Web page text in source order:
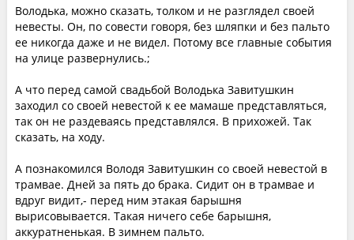
Володька, можно сказать, толком и не разглядел своей
невесты. Он, по совести говоря, без шляпки и без пальто
ее никогда даже и не видел. Потому все главные события
на улице развернулись.;
А что перед самой свадьбой Володька Завитушкин
заходил со своей невестой к ее мамаше представляться,
так он не раздеваясь представлялся. В прихожей. Так
сказать, на ходу.
А познакомился Володя Завитушкин со своей невестой в
трамвае. Дней за пять до брака. Сидит он в трамвае и
вдруг видит,- перед ним этакая барышня
вырисовывается. Такая ничего себе барышня,
аккуратненькая. В зимнем пальто.